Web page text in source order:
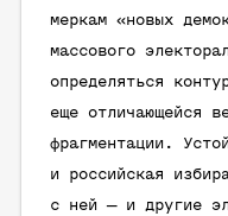
меркам «новых
массового
определяться
еще отличающейся
фрагментации.
и российская
с ней — и другие